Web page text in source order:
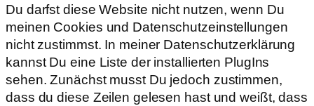
Du darfst diese Website nicht nutzen, wenn Du
meinen Cookies und Datenschutzeinstellungen
nicht zustimmst. In meiner Datenschutzerklärung
kannst Du eine Liste der installierten PlugIns
sehen. Zunächst musst Du jedoch zustimmen,
dass du diese Zeilen gelesen hast und weißt, dass